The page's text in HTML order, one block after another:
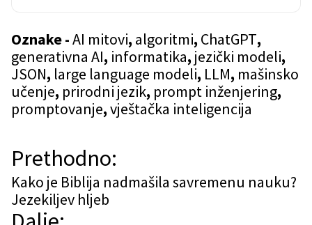
Oznake -AI mitovi, algoritmi, ChatGPT,
generativna AI, informatika, jezički modeli,
JSON, large language modeli, LLM, mašinsko
učenje, prirodni jezik, prompt inženjering,
promptovanje,vještačka inteligencija
N
a
v
Prethodno:
Kako je Biblija nadmašila savremenu nauku?
Jezekiljev hljeb